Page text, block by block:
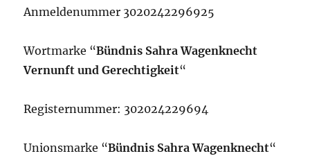
Anmeldenummer 3020242296925
Wortmarke “Bündnis Sahra Wagenknecht
Vernunft und Gerechtigkeit“
Registernummer: 302024229694
Unionsmarke “Bündnis Sahra Wagenknecht“